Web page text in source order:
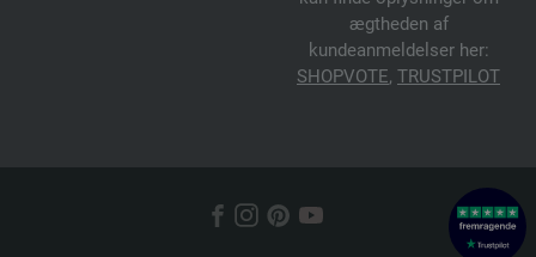
ægtheden af
kundeanmeldelser her:
SHOPVOTE, TRUSTPILOT